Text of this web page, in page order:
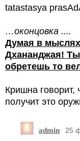
tatastasya
…оконцовка ....
Думая в
Дхананджая!
обретешь то
Кришна
получит это
admin 25